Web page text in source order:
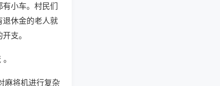
小车。村民们
退休金的老人就
支。
麻将机进行复杂